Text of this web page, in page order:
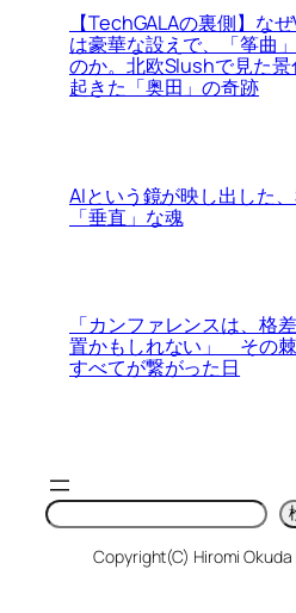
【TechGALAの裏側】な
は豪華な設えで、「筝曲
のか。北欧Slushで見た
起きた「奥田」の奇跡
AIという鏡が映し出した
「垂直」な魂
「カンファレンスは、格
置かもしれない」 その棘
すべてが繋がった日
検
Copyright(C) Hiromi Okuda